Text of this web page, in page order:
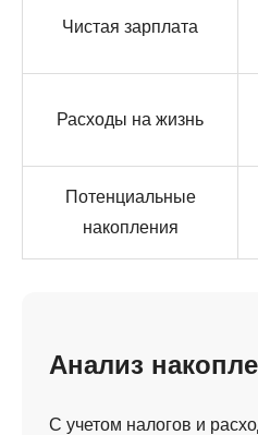
Чистая зарплата
Расходы на жизнь
Потенциальные
накопления
Анализ
С учетом налогов и